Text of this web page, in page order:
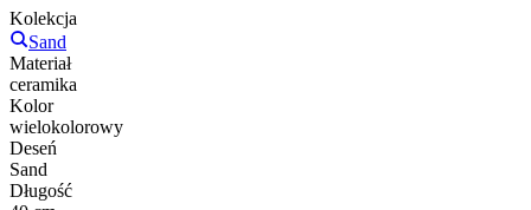
Kolekcja
Sand
Materiał
ceramika
Kolor
wielokolorowy
Deseń
Sand
Długość